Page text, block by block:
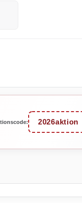
2026aktion